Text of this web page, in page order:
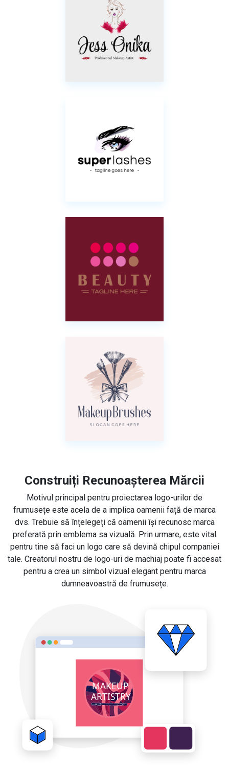
Construiți Recunoașterea Mărcii
Motivul principal pentru proiectarea logo-urilor de
frumusețe este acela de a implica oamenii față de marca
dvs. Trebuie să înțelegeți că oamenii își recunosc marca
preferată prin emblema sa vizuală. Prin urmare, este vital
pentru tine să faci un logo care să devină chipul companiei
tale. Creatorul nostru de logo-uri de machiaj poate fi accesat
pentru a crea un simbol vizual elegant pentru marca
dumneavoastră de frumusețe.